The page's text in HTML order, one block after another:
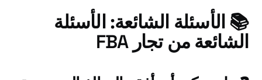
📚 الأسئلة الشائعة: الأسئلة
الشائعة من تجار FBA